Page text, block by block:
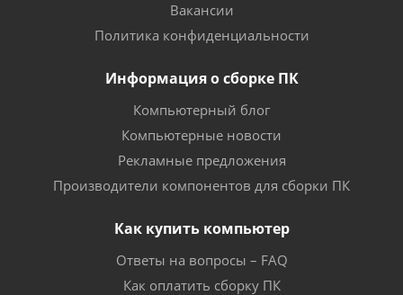
Вакансии
Политика конфиденциальности
Информация о сборке ПК
Компьютерный блог
Компьютерные новости
Рекламные предложения
Производители компонентов для сборки ПК
Как купить компьютер
Ответы на вопросы – FAQ
Как оплатить сборку ПК